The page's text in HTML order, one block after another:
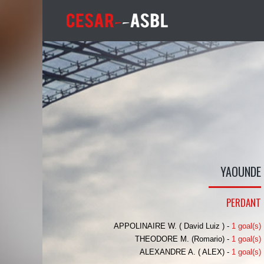
YAOUNDE
PERDANT
APPOLINAIRE W. ( David Luiz ) - 1 goal(s)
THEODORE M. (Romario) - 1 goal(s)
ALEXANDRE A. ( ALEX) - 1 goal(s)